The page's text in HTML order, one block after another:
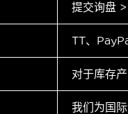
提交询盘
TT、
对于库存
我们为国